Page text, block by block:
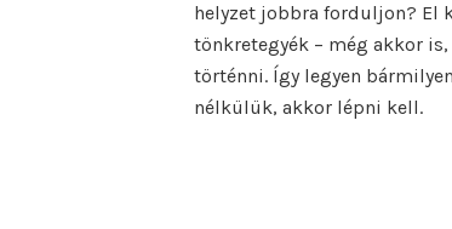
helyzet jobbra forduljon? El
tönkretegyék – még akkor
történni. Így legyen
nélkülük, akkor lépni kell.